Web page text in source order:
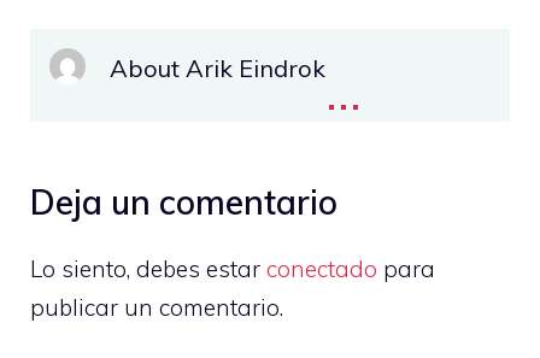
About Arik Eindrok...
Deja un comentario
Lo siento, debes estar conectado para
publicar un comentario.